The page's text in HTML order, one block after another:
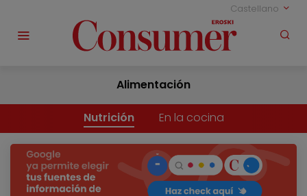
Castellano
Alimentación
Nutrición En la cocina